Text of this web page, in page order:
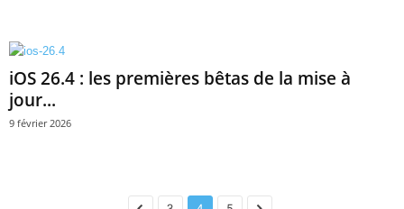
iOS 26.4 : les premières bêtas de la mise à
jour...
9 février 2026